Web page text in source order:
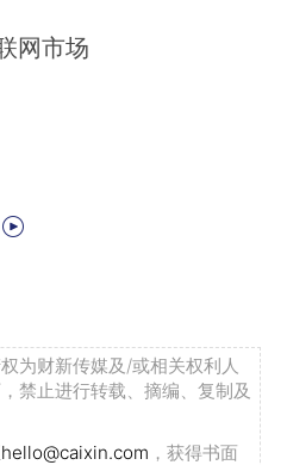
网市场
为财新传媒及/或相关权利人
禁止进行转载、摘编、复制及
hello@caixin.com ，获得书面